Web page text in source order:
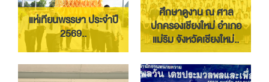
ผศ.ทศพร ร่วมพิธีเปิด-ปิด กิจกรรม ติดตามประเมินผลและถอดบทเรียนผล
กิจกรรม แข่งขันตอบปัญหากฎหมาย เนื่องในวันรพีวิช
อ.วิภา/นายปฐมพงษ์ ไปรา
แห่เทียนพรรษา ประจำปี
2569..
ศึกษาดูงาน ณ ศาล
ปกครองเชียงใหม่ อำเภอ
แม่ริม จังหวัดเชียงใหม่..